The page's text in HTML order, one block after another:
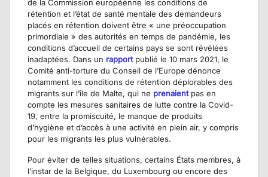
de la Commission européenne les conditions de
rétention et l’état de santé mentale des demandeurs
placés en rétention doivent être « une préoccupation
primordiale » des autorités en temps de pandémie, les
conditions d’accueil de certains pays se sont révélées
inadaptées. Dans un rapportpublié le 10 mars 2021, le
Comité anti-torture du Conseil de l’Europe dénonce
notamment les conditions de rétention déplorables des
migrants sur l’île de Malte, qui ne prenaientpas en
compte les mesures sanitaires de lutte contre la Covid-
19, entre la promiscuité, le manque de produits
d’hygiène et d’accès à une activité en plein air, y compris
pour les migrants les plus vulnérables.
Pour éviter de telles situations, certains États membres, à
l’instar de la Belgique, du Luxembourg ou encore des